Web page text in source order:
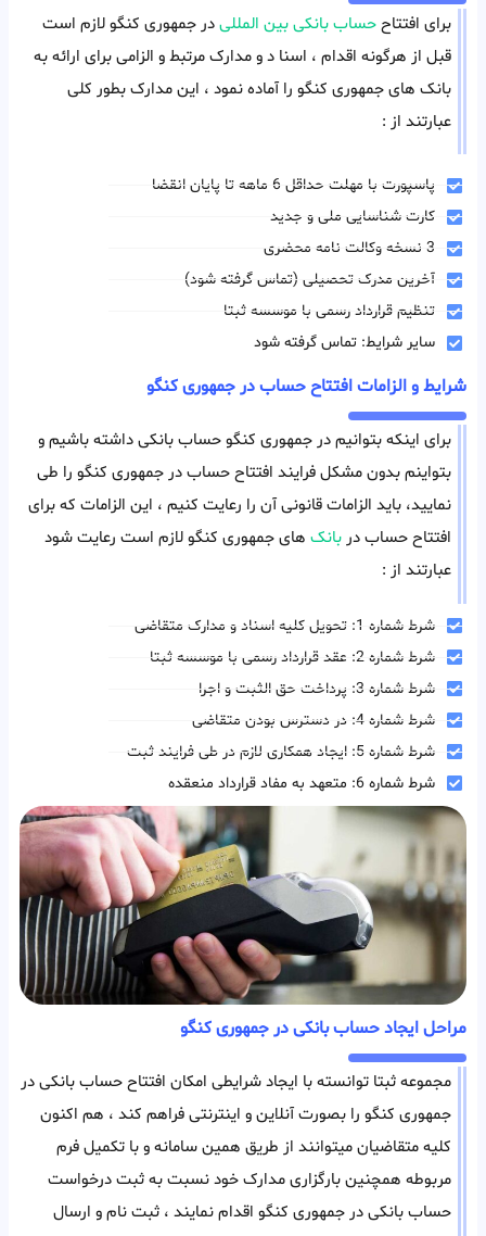
برای افتتاححساب بانکی بین المللیدر جمهوری کنگو لازم است
قبل از هرگونه اقدام ، اسنا د و مدارک مرتبط و الزامی برای ارائه به
بانک های جمهوری کنگو را آماده نمود ، این مدارک بطور کلی
عبارتند از :
پاسپورت با مهلت حداقل 6 ماهه تا پایان انقضا
کارت شناسایی ملی و جدید
3 نسخه وکالت نامه محضری
آخرین مدرک تحصیلی (تماس گرفته شود)
تنظیم قرارداد رسمی با موسسه ثبتا
سایر شرایط: تماس گرفته شود
شرایط و الزامات افتتاح حساب در جمهوری کنگو
برای اینکه بتوانیم در جمهوری کنگو حساب بانکی داشته باشیم و
بتواینم بدون مشکل فرایند افتتاح حساب در جمهوری کنگو را طی
نمایید، باید الزامات قانونی آن را رعایت کنیم ، این الزامات که برای
افتتاح حساب در بانک های جمهوری کنگو لازم است رعایت شود
عبارتند از :
شرط شماره 1: تحویل کلیه اسناد و مدارک متقاضی
شرط شماره 2: عقد قرارداد رسمی با موسسه ثبتا
شرط شماره 3: پرداخت حق الثبت و اجرا
شرط شماره 4: در دسترس بودن متقاضی
شرط شماره 5: ایجاد همکاری لازم در طی فرایند ثبت
شرط شماره 6: متعهد به مفاد قرارداد منعقده
مراحل ایجاد حساب بانکی در جمهوری کنگو
مجموعه ثبتا توانسته با ایجاد شرایطی امکان افتتاح حساب بانکی در
جمهوری کنگو را بصورت آنلاین و اینترنتی فراهم کند ، هم اکنون
کلیه متقاضیان میتوانند از طریق همین سامانه و با تکمیل فرم
مربوطه همچنین بارگزاری مدارک خود نسبت به ثبت درخواست
حساب بانکی در جمهوری کنگو اقدام نمایند ، ثبت نام و ارسال